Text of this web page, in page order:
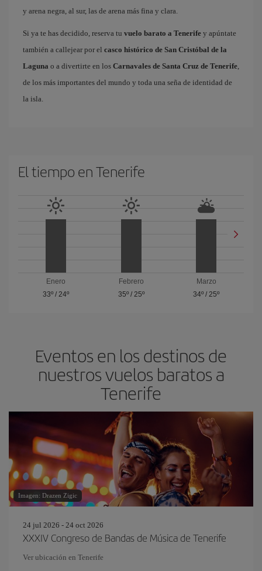
y arena negra, al sur, las de arena más fina y clara.
Si ya te has decidido, reserva tu vuelo barato a Tenerife y apúntate
también a callejear por el casco histórico de San Cristóbal de la
Laguna o a divertirte en los Carnavales de Santa Cruz de Tenerife,
de los más importantes del mundo y toda una seña de identidad de
la isla.
El tiempo en Tenerife
Enero
33º/ 24º
Febrero
35º/ 25º
Marzo
34º /25º
Eventos en los destinos de
nuestros vuelos baratos a
Tenerife
Imagen: Drazen Zigic
24 jul 2026 - 24 oct 2026
XXXIV Congreso de Bandas de Música de Tenerife
Ver ubicación en Tenerife